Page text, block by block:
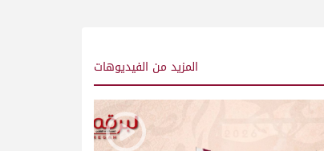
المزيد من الفيديوهات